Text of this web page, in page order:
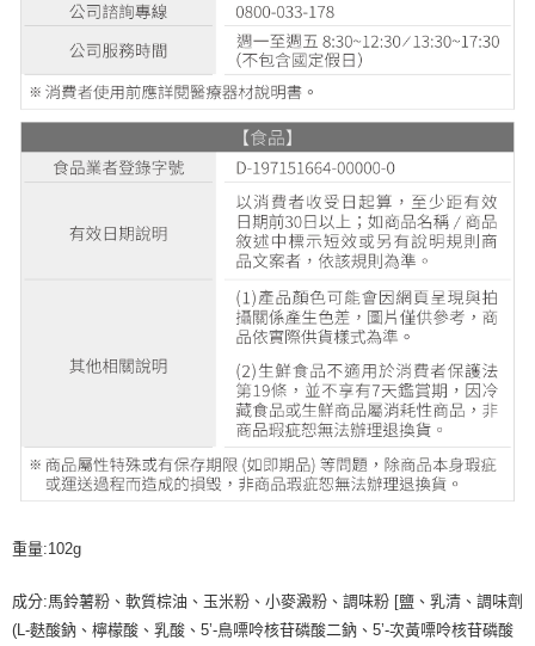
重量:102g
成分:馬鈴薯粉、軟質棕油、玉米粉、小麥澱粉、調味粉 [鹽、乳清、調味劑
(L-麩酸鈉、檸檬酸、乳酸、5’-鳥嘌呤核苷磷酸二鈉、5’-次黃嘌呤核苷磷酸